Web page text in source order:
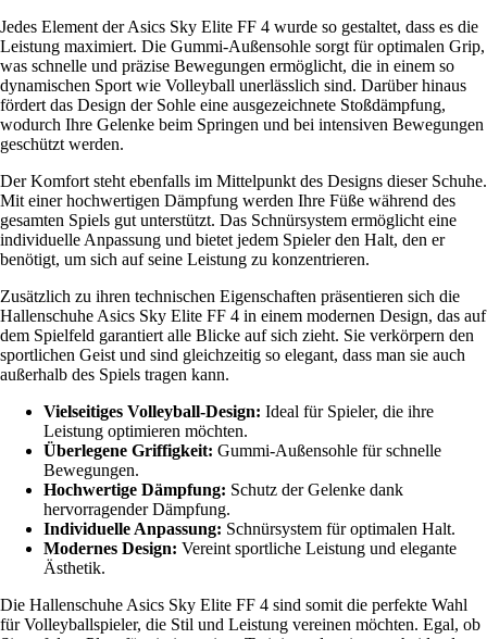
Jedes Element der Asics Sky Elite FF 4 wurde so gestaltet, dass es die
Leistung maximiert. Die Gummi-Außensohle sorgt für optimalen Grip,
was schnelle und präzise Bewegungen ermöglicht, die in einem so
dynamischen Sport wie Volleyball unerlässlich sind. Darüber hinaus
fördert das Design der Sohle eine ausgezeichnete Stoßdämpfung,
wodurch Ihre Gelenke beim Springen und bei intensiven Bewegungen
geschützt werden.
Der Komfort steht ebenfalls im Mittelpunkt des Designs dieser Schuhe.
Mit einer hochwertigen Dämpfung werden Ihre Füße während des
gesamten Spiels gut unterstützt. Das Schnürsystem ermöglicht eine
individuelle Anpassung und bietet jedem Spieler den Halt, den er
benötigt, um sich auf seine Leistung zu konzentrieren.
Zusätzlich zu ihren technischen Eigenschaften präsentieren sich die
Hallenschuhe Asics Sky Elite FF 4 in einem modernen Design, das auf
dem Spielfeld garantiert alle Blicke auf sich zieht. Sie verkörpern den
sportlichen Geist und sind gleichzeitig so elegant, dass man sie auch
außerhalb des Spiels tragen kann.
Vielseitiges Volleyball-Design: Ideal für Spieler, die ihre
Leistung optimieren möchten.
Überlegene Griffigkeit: Gummi-Außensohle für schnelle
Bewegungen.
Hochwertige Dämpfung: Schutz der Gelenke dank
hervorragender Dämpfung.
Individuelle Anpassung: Schnürsystem für optimalen Halt.
Modernes Design: Vereint sportliche Leistung und elegante
Ästhetik.
Die Hallenschuhe Asics Sky Elite FF 4 sind somit die perfekte Wahl
für Volleyballspieler, die Stil und Leistung vereinen möchten. Egal, ob